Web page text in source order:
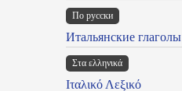
По русски
Итальянские глаголы
Στα ελληνικά
Ιταλικό Λεξικό